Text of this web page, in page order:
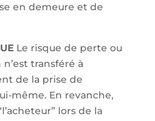
en demeure et de
Le risque de perte ou
transféré à
de la prise de
même. En revanche,
lors de la